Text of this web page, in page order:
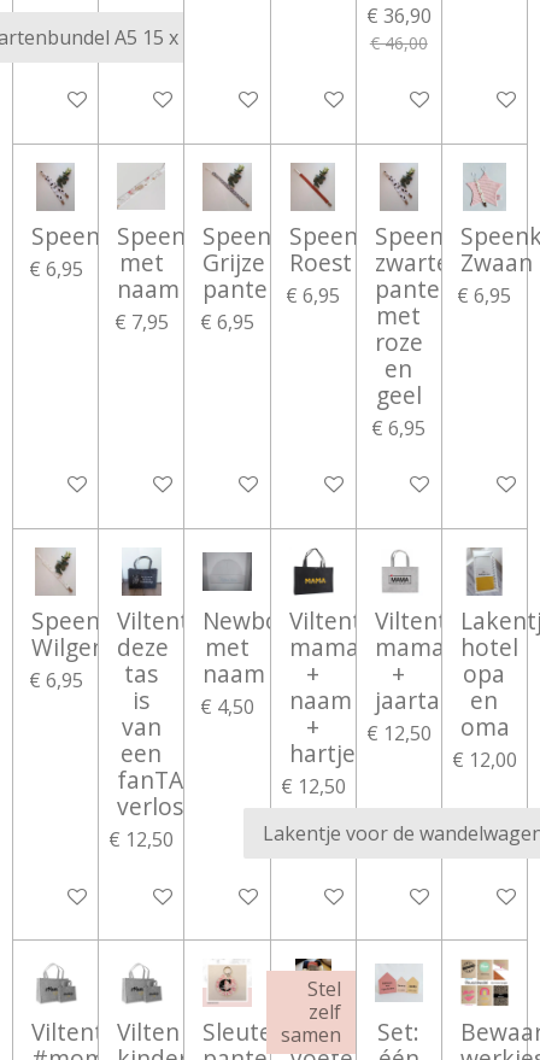
Bekijk detailsBekijk detailsBekijk detailsBekijk details
€ 36,90
€ 46,00
In winkelwagen
Bekijk
Speenkoord
€ 6,95
Bekijk details
Speenkoord
met
naam
€ 7,95
Bekijk details
Speenkoord
Grijze
panter
€ 6,95
Bekijk details
Speenkoord
Roest
€ 6,95
Bekijk details
Speenkoord
zwarte
panter
met
roze
en
geel
€ 6,95
Bekijk details
Zwaan
€ 6,95
Bekijk
Speenkoord
Wilgentakjes
€ 6,95
Bekijk details
Viltentas
deze
tas
is
van
een
fanTAStische
verloskundige
€ 12,50
Bekijk details
Newbornmutsje
met
naam
€ 4,50
Bekijk details
Viltentas
mama
+
naam
+
hartjes
€ 12,50
Bekijk details
Viltentas
mama
+
jaartal
€ 12,50
Bekijk details
hotel
opa
en
oma
€ 12,00
Bekijk
ViltentasVilten
Sleutelhanger
Stel
zelf
samen
Winter:
Set: